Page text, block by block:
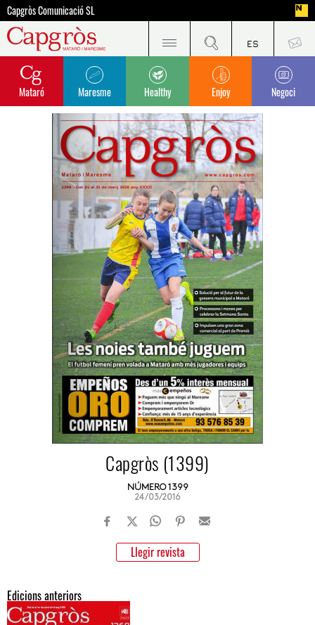
Capgròs Comunicació SL
Mataró Maresme Healthy Enjoy Negoci
Capgròs (1399)
NÚMERO 1399
24/03/2016
Llegir revista
Edicions anteriors